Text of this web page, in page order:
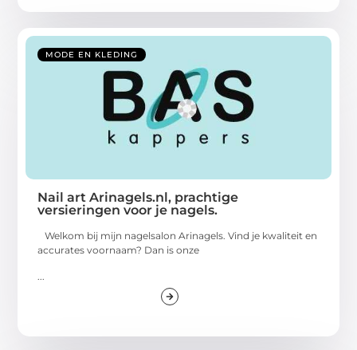
MODE EN KLEDING
Nail art Arinagels.nl, prachtige
versieringen voor je nagels.
Welkom bij mijn nagelsalon Arinagels. Vind je kwaliteit en
accurates voornaam? Dan is onze